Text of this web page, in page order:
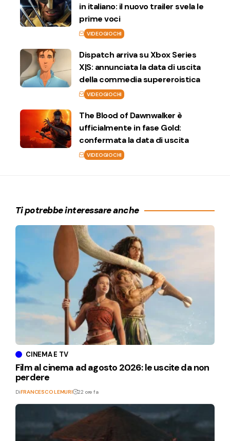
in italiano: il nuovo trailer svela le
prime voci
VIDEOGIOCHI
Dispatch arriva su Xbox Series
X|S: annunciata la data di uscita
della commedia supereroistica
VIDEOGIOCHI
The Blood of Dawnwalker è
ufficialmente in fase Gold:
confermata la data di uscita
VIDEOGIOCHI
Ti potrebbe interessare anche
CINEMA E TV
Film al cinema ad agosto 2026: le uscite da non
perdere
DiFRANCESCO LEMURI 22 ore fa